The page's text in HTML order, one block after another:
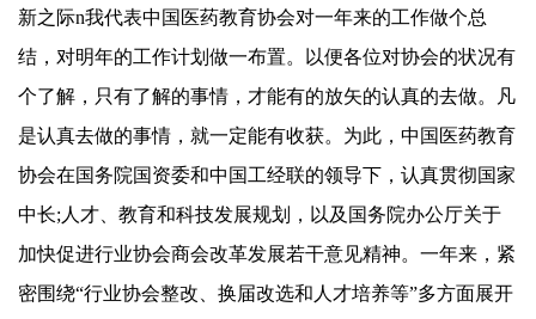
新之际n我代表中国医药教育协会对一年来的工作做个总
结，对明年的工作计划做一布置。以便各位对协会的状况有
个了解，只有了解的事情，才能有的放矢的认真的去做。凡
是认真去做的事情，就一定能有收获。为此，中国医药教育
协会在国务院国资委和中国工经联的领导下，认真贯彻国家
中长;人才、教育和科技发展规划，以及国务院办公厅关于
加快促进行业协会商会改革发展若干意见精神。一年来，紧
密围绕“行业协会整改、换届改选和人才培养等”多方面展开